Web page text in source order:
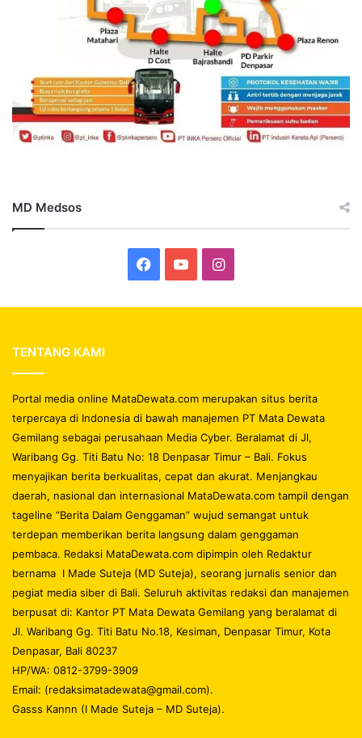
MD Medsos
Facebook
YouTubeInstagram
TENTANG KAMI
Portal media online MataDewata.com merupakan situs berita
terpercaya di Indonesia di bawah manajemen PT Mata Dewata
Gemilang sebagai perusahaan Media Cyber. Beralamat di Jl,
Waribang Gg. Titi Batu No: 18 Denpasar Timur – Bali. Fokus
menyajikan berita berkualitas, cepat dan akurat. Menjangkau
daerah, nasional dan internasional MataDewata.com tampil dengan
tageline “Berita Dalam Genggaman” wujud semangat untuk
terdepan memberikan berita langsung dalam genggaman
pembaca. Redaksi MataDewata.com dipimpin oleh Redaktur
bernama I Made Suteja (MD Suteja), seorang jurnalis senior dan
pegiat media siber di Bali. Seluruh aktivitas redaksi dan manajemen
berpusat di: Kantor PT Mata Dewata Gemilang yang beralamat di
Jl. Waribang Gg. Titi Batu No.18, Kesiman, Denpasar Timur, Kota
Denpasar, Bali 80237
HP/WA: 0812-3799-3909
Email: (redaksimatadewata@gmail.com).
Gasss Kannn (I Made Suteja – MD Suteja).